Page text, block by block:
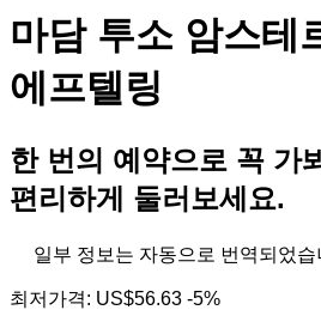
마담 투소 암스테
에프텔링
한 번의 예약으로 꼭 가
편리하게 둘러보세요.
일부 정보는 자동으로 번역되었습
최저가격: US$56.63 -5%